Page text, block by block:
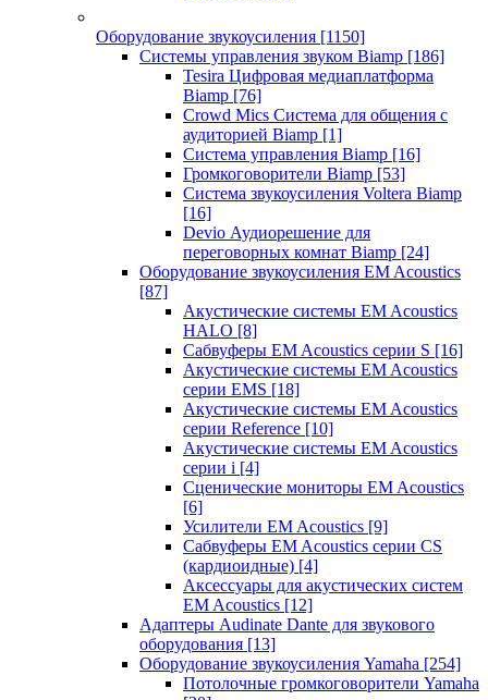
Оборудование звукоусиления [1150]
Системы управления звуком Biamp [186]
Tesira Цифровая медиаплатформа
Biamp [76]
Crowd Mics Система для общения с
аудиторией Biamp [1]
Система управления Biamp [16]
Громкоговорители Biamp [53]
Система звукоусиления Voltera Biamp
[16]
Devio Аудиорешение для
переговорных комнат Biamp [24]
Оборудование звукоусиления EM Acoustics
[87]
Акустические системы EM Acoustics
HALO [8]
Сабвуферы EM Acoustics серии S [16]
Акустические системы EM Acoustics
серии EMS [18]
Акустические системы EM Acoustics
серии Reference [10]
Акустические системы EM Acoustics
серии i [4]
Сценические мониторы EM Acoustics
[6]
Усилители EM Acoustics [9]
Сабвуферы EM Acoustics серии CS
(кардиоидные) [4]
Аксессуары для акустических систем
EM Acoustics [12]
Адаптеры Audinate Dante для звукового
оборудования [13]
Оборудование звукоусиления Yamaha [254]
Потолочные громкоговорители Yamaha